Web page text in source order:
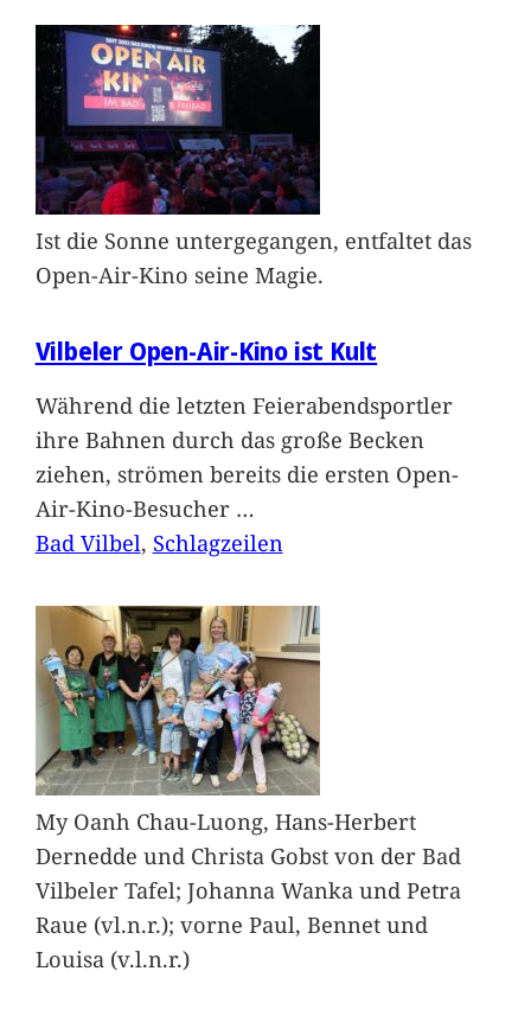
Ist die Sonne untergegangen, entfaltet das
Open-Air-Kino seine Magie.
Vilbeler Open-Air-Kino ist Kult
Während die letzten Feierabendsportler
ihre Bahnen durch das große Becken
ziehen, strömen bereits die ersten Open-
Air-Kino-Besucher …
Bad Vilbel, Schlagzeilen
My Oanh Chau-Luong, Hans-Herbert
Dernedde und Christa Gobst von der Bad
Vilbeler Tafel; Johanna Wanka und Petra
Raue (vl.n.r.); vorne Paul, Bennet und
Louisa (v.l.n.r.)